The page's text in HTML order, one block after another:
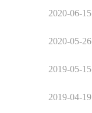
2020-06-15
2020-05-26
2019-05-15
2019-04-19